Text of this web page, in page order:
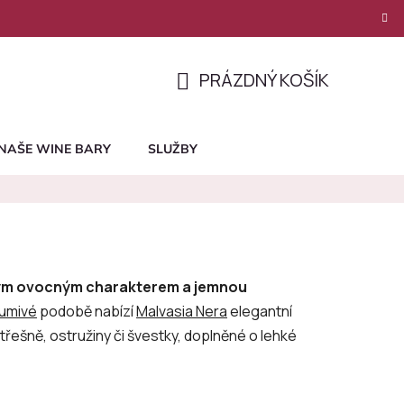
KOŠÍK
PRÁZDNÝ KOŠÍK
WINE BARY SLUŽBY
ovocným charakterem a jemnou
podobě nabízíMalvasia Neraelegantní
ostružiny či švestky, doplněné o lehké